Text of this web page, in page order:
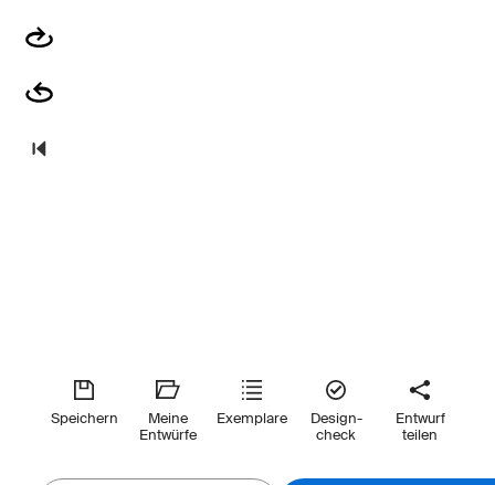
Speichern
Meine
Entwürfe
Exemplare
Design-
check
Entwurf
teilen